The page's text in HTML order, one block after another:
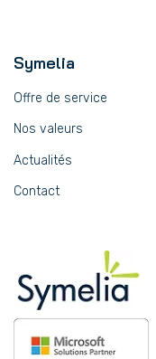
Symelia
Offre de service
Nos valeurs
Actualités
Contact